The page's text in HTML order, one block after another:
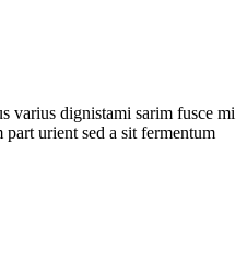
varius dignistami sarim fusce mi
urient sed a sit fermentum